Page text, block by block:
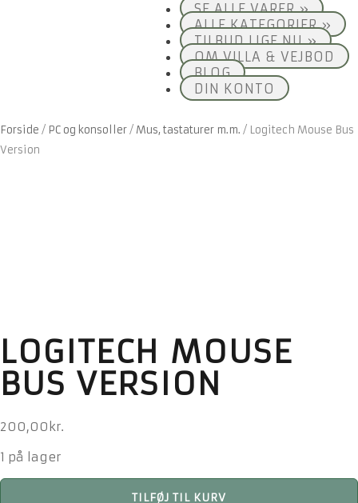
SE ALLE VARER »
ALLE KATEGORIER »
TILBUD LIGE NU »
OM VILLA & VEJBOD
BLOG
DIN KONTO
Forside / PC og konsoller/ Mus, tastaturer m.m. / Logitech Mouse Bus
Version
LOGITECH MOUSE
BUS VERSION
200,00 kr.
1 på lager
Logitech
TILFØJ TIL KURV